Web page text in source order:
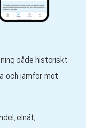
både historiskt
och jämför mot
elnät,